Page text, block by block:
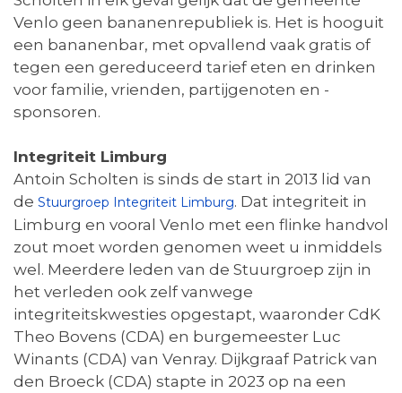
Venlo geen bananenrepubliek is. Het is hooguit
een bananenbar, met opvallend vaak gratis of
tegen een gereduceerd tarief eten en drinken
voor familie, vrienden, partijgenoten en -
sponsoren.
Integriteit Limburg
Antoin Scholten is sinds de start in 2013 lid van
de Stuurgroep Integriteit Limburg. Dat integriteit in
Limburg en vooral Venlo met een flinke handvol
zout moet worden genomen weet u inmiddels
wel. Meerdere leden van de Stuurgroep zijn in
het verleden ook zelf vanwege
integriteitskwesties opgestapt, waaronder CdK
Theo Bovens (CDA) en burgemeester Luc
Winants (CDA) van Venray. Dijkgraaf Patrick van
den Broeck (CDA) stapte in 2023 op na een